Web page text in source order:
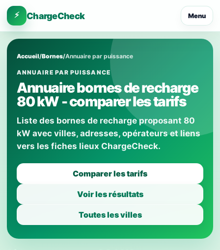
⚡ ChargeCheck Menu
Accueil/Bornes/Annuaire par puissance
ANNUAIRE PAR PUISSANCE
Annuaire bornes de recharge
80 kW - comparer les tarifs
Liste des bornes de recharge proposant 80
kW avec villes, adresses, opérateurs et liens
vers les fiches lieux ChargeCheck.
Comparer les tarifs
Voir les résultats
Toutes les villes